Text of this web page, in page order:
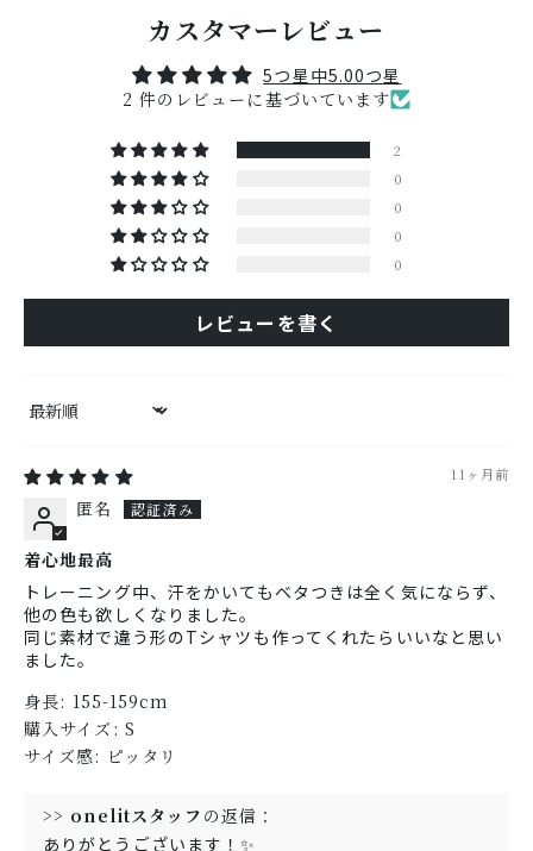
カスタマーレビュー
5つ星中5.00つ星
2 件のレビューに基づいています
2
0
0
0
0
レビューを書く
Sort by
11ヶ月前
匿名
着心地最高
トレーニング中、汗をかいてもベタつきは全く気にならず、
他の色も欲しくなりました。
同じ素材で違う形のTシャツも作ってくれたらいいなと思い
ました。
身長: 155-159cm
購入サイズ: S
サイズ感: ピッタリ
>> onelitスタッフ の返信：
ありがとうございます！✨